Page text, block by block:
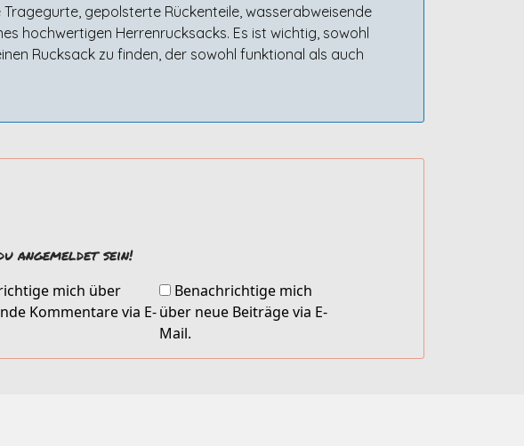
gepolsterte Rückenteile, wasserabweisende
hochwertigen Herrenrucksacks. Es ist wichtig, sowohl
Rucksack zu finden, der sowohl funktional als auch
angemeldet sein!
mich über
Kommentare via E-
Benachrichtige mich
über neue Beiträge via E-
Mail.